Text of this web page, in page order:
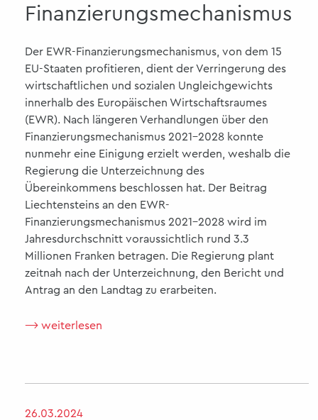
Finanzierungsmechanismus
Der EWR-Finanzierungsmechanismus, von dem 15
EU-Staaten profitieren, dient der Verringerung des
wirtschaftlichen und sozialen Ungleichgewichts
innerhalb des Europäischen Wirtschaftsraumes
(EWR). Nach längeren Verhandlungen über den
Finanzierungsmechanismus 2021-2028 konnte
nunmehr eine Einigung erzielt werden, weshalb die
Regierung die Unterzeichnung des
Übereinkommens beschlossen hat. Der Beitrag
Liechtensteins an den EWR-
Finanzierungsmechanismus 2021-2028 wird im
Jahresdurchschnitt voraussichtlich rund 3.3
Millionen Franken betragen. Die Regierung plant
zeitnah nach der Unterzeichnung, den Bericht und
Antrag an den Landtag zu erarbeiten.
⟶ weiterlesen
26.03.2024